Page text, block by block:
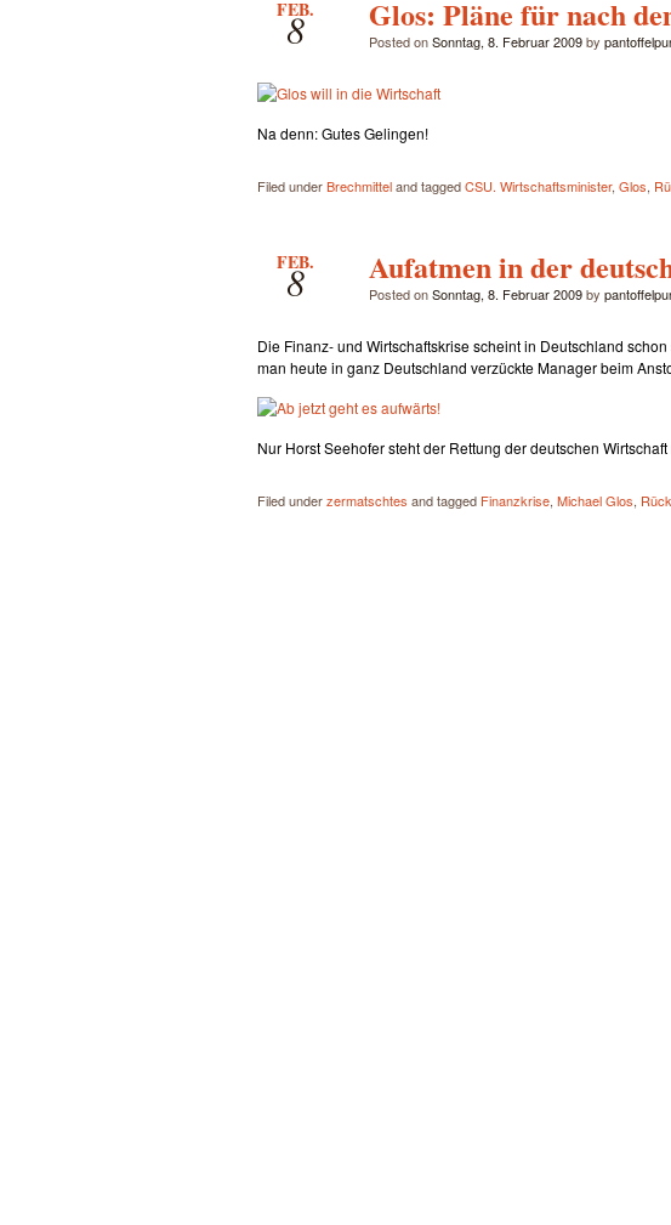
FEB.
8 Glos: Pläne für nach
Posted onSonntag, 8. Februar 2009by
Na denn: Gutes Gelingen!
Filed underBrechmitteland taggedCSU. Wirtschaftsminister, Glos,
FEB.
8 Aufatmen in der
Posted onSonntag, 8. Februar 2009by
Die Finanz- und Wirtschaftskrise scheint in Deutschland
man heute in ganz Deutschland verzückte Manager beim
Nur Horst Seehofer steht der Rettung der deutschen
Filed underzermatschtes and tagged Finanzkrise, Michael Glos,